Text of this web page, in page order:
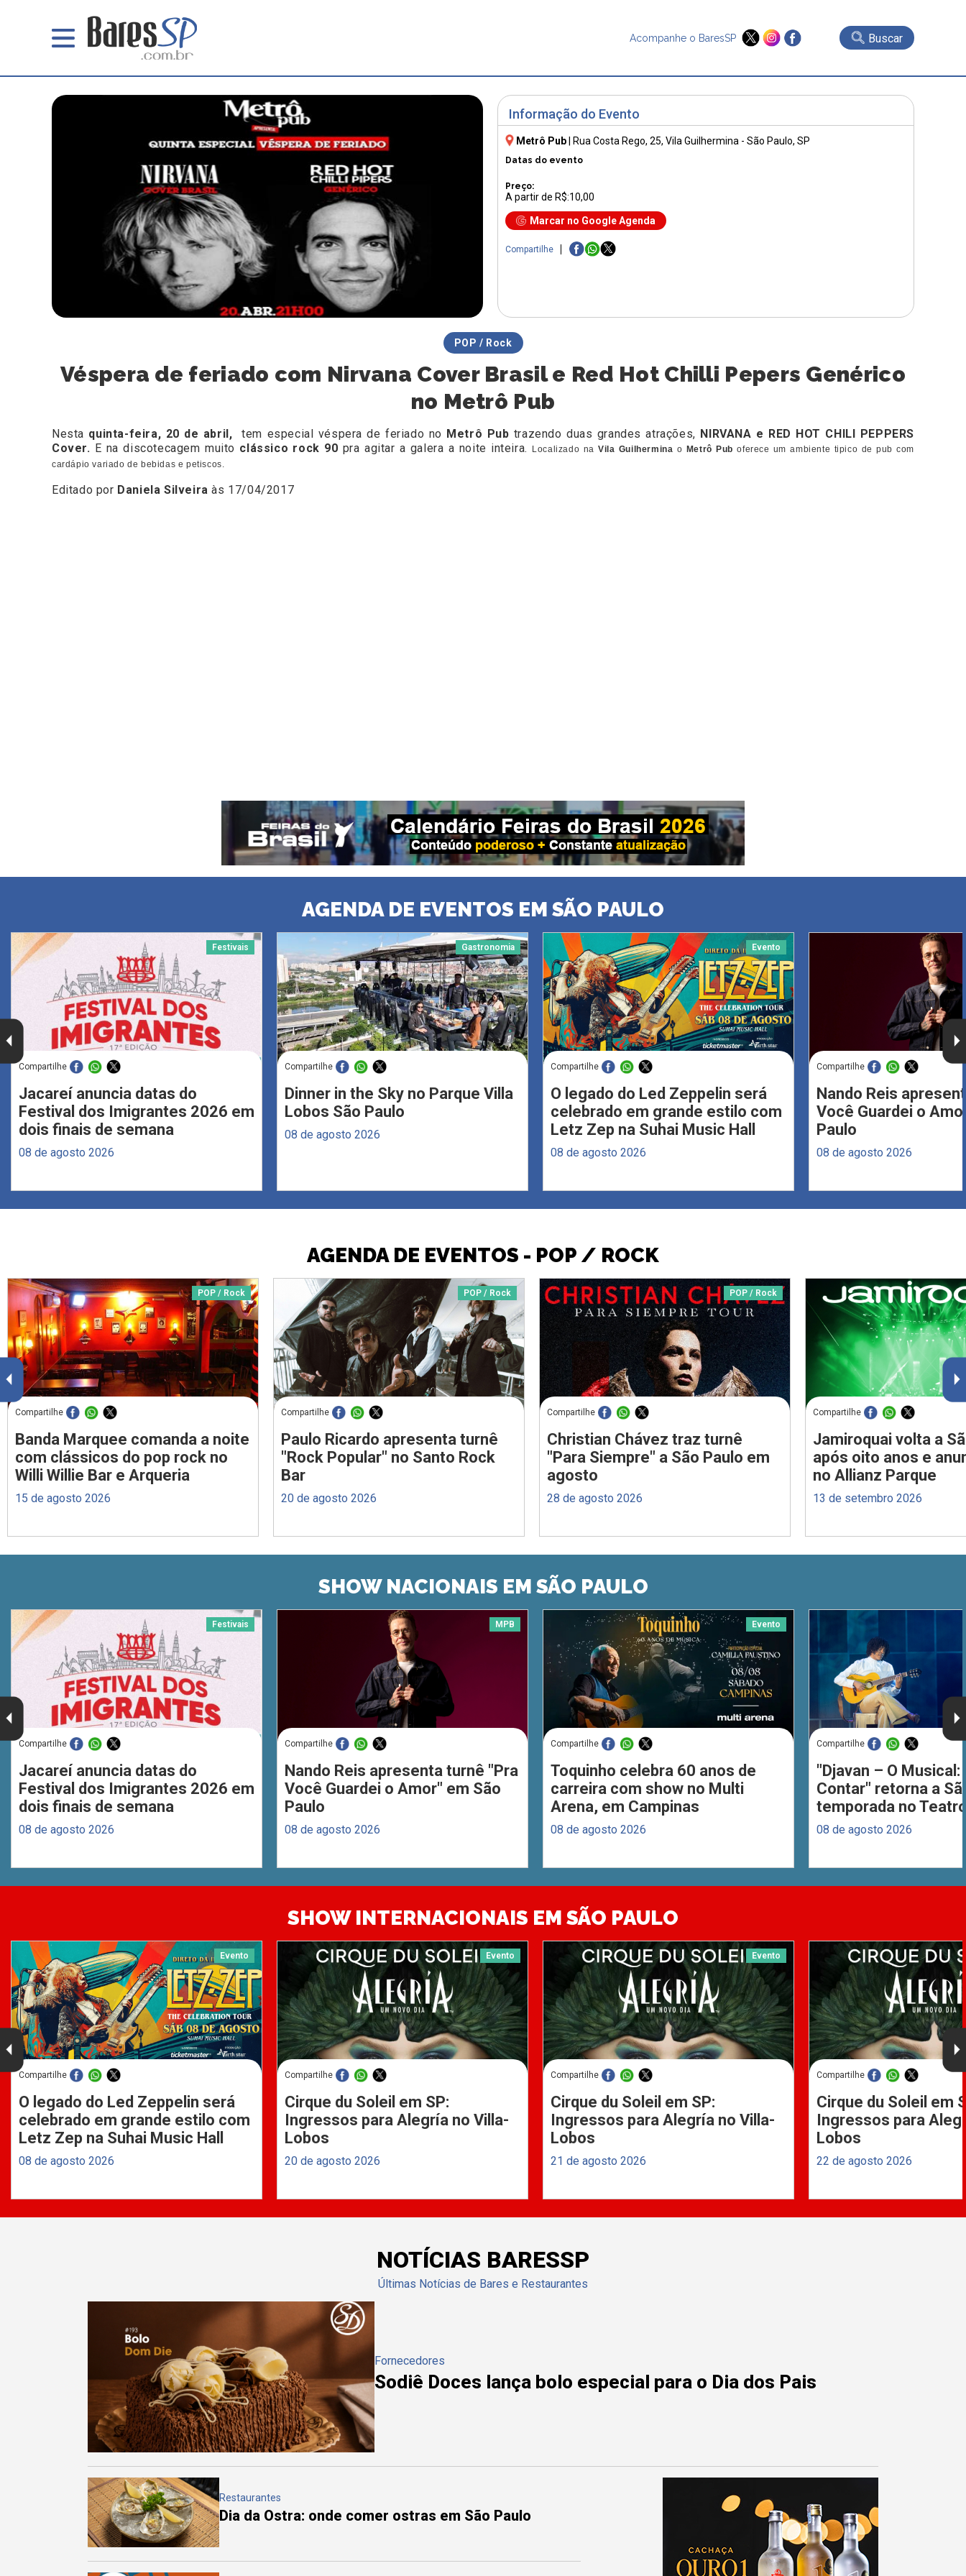
Acompanhe o BaresSP Buscar
Informação do Evento
Metrô Pub Rua Costa Rego, 25, Vila Guilhermina - São Paulo, SP
Datas do evento
Preço:
A partir de R$:10,00
Marcar no Google Agenda
Compartilhe
POP / Rock
Véspera de feriado com Nirvana Cover Brasil e Red Hot Chilli Pepers Genérico
no Metrô Pub
Nesta quinta-feira, 20 de abril, tem especial véspera de feriado no Metrô Pub trazendo duas grandes atrações, NIRVANA e RED HOT CHILI PEPPERS
Cover. E na discotecagem muito clássico rock 90 pra agitar a galera a noite inteira. Localizado na Vila Guilhermina o Metrô Pub oferece um ambiente tipico de pub com
cardápio variado de bebidas e petiscos.
Editado por Daniela Silveira às 17/04/2017
AGENDA DE EVENTOS EM SÃO PAULO
Festivais
Compartilhe
Jacareí anuncia datas do
Festival dos Imigrantes 2026 em
dois finais de semana
08 de agosto 2026
Gastronomia
Compartilhe
Dinner in the Sky no Parque Villa
Lobos São Paulo
08 de agosto 2026
Evento
Compartilhe
O legado do Led Zeppelin será
celebrado em grande estilo com
Letz Zep na Suhai Music Hall
08 de agosto 2026
Compartilhe
Nando Reis
Você Guardei o
Paulo
08 de agosto 2026
AGENDA DE EVENTOS - POP / ROCK
POP / Rock
Compartilhe
Banda Marquee comanda a noite
com clássicos do pop rock no
Willi Willie Bar e Arqueria
15 de agosto 2026
POP / Rock
Compartilhe
Paulo Ricardo apresenta turnê
"Rock Popular" no Santo Rock
Bar
20 de agosto 2026
POP / Rock
Compartilhe
Christian Chávez traz turnê
"Para Siempre" a São Paulo em
agosto
28 de agosto 2026
Compartilhe
Jamiroquai volta a
após oito anos e
no Allianz Parque
13 de setembro 2026
SHOW NACIONAIS EM SÃO PAULO
Festivais
Compartilhe
Jacareí anuncia datas do
Festival dos Imigrantes 2026 em
dois finais de semana
08 de agosto 2026
MPB
Compartilhe
Nando Reis apresenta turnê "Pra
Você Guardei o Amor" em São
Paulo
08 de agosto 2026
Evento
Compartilhe
Toquinho celebra 60 anos de
carreira com show no Multi
Arena, em Campinas
08 de agosto 2026
Compartilhe
"Djavan – O Musical:
Contar" retorna a
temporada no
08 de agosto 2026
SHOW INTERNACIONAIS EM SÃO PAULO
Evento
Compartilhe
O legado do Led Zeppelin será
celebrado em grande estilo com
Letz Zep na Suhai Music Hall
08 de agosto 2026
Evento
Compartilhe
Cirque du Soleil em SP:
Ingressos para Alegría no Villa-
Lobos
20 de agosto 2026
Evento
Compartilhe
Cirque du Soleil em SP:
Ingressos para Alegría no Villa-
Lobos
21 de agosto 2026
Compartilhe
Cirque du Soleil em
Ingressos para
Lobos
22 de agosto 2026
NOTÍCIAS BARESSP
Últimas Notícias de Bares e Restaurantes
Fornecedores
Sodiê Doces lança bolo especial para o Dia dos Pais
Restaurantes
Dia da Ostra: onde comer ostras em São Paulo